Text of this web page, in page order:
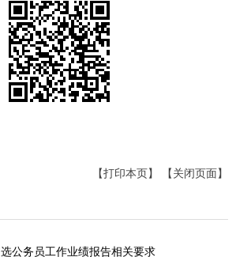
【打印本页】 【关闭页面】
公务员工作业绩报告相关要求